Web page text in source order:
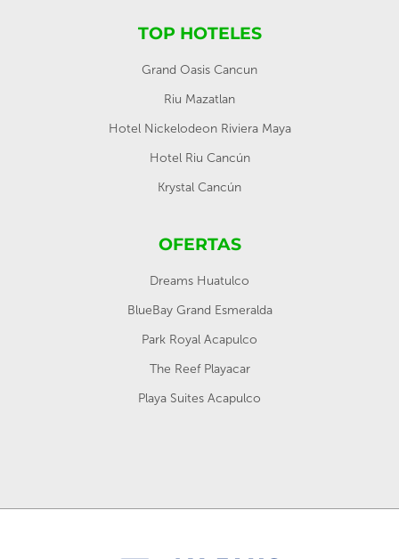
TOP HOTELES
Grand Oasis Cancun
Riu Mazatlan
Hotel Nickelodeon Riviera Maya
Hotel Riu Cancún
Krystal Cancún
OFERTAS
Dreams Huatulco
BlueBay Grand Esmeralda
Park Royal Acapulco
The Reef Playacar
Playa Suites Acapulco